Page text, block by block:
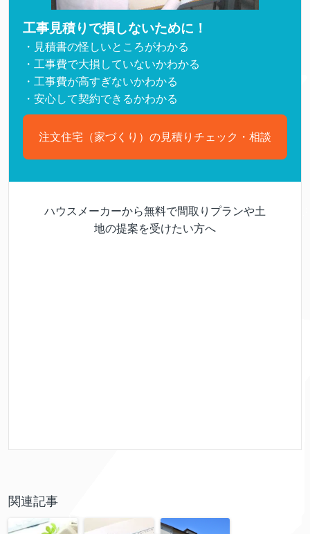
工事見積りで損しないために！
・見積書の怪しいところがわかる
・工事費で大損していないかわかる
・工事費が高すぎないかわかる
・安心して契約できるかわかる
注文住宅（家づくり）の見積りチェック・相談
ハウスメーカーから無料で間取りプランや土
地の提案を受けたい方へ
関連記事